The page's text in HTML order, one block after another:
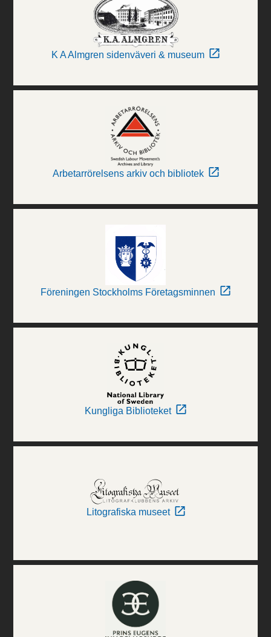
K A Almgren sidenväveri & museum
Arbetarrörelsens arkiv och bibliotek
Föreningen Stockholms Företagsminnen
Kungliga Biblioteket
Litografiska museet